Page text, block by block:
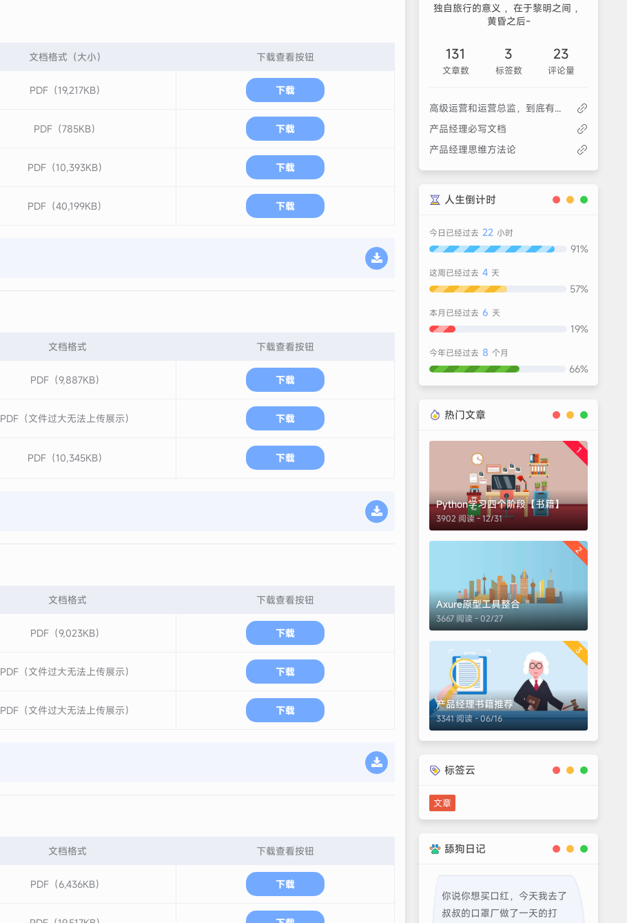
文档格式（大小） 下载查看按钮
PDF（19,217KB） 下载
PDF（785KB） 下载
PDF（10,393KB） 下载
PDF（40,199KB） 下载
文档格式 下载查看按钮
PDF（9,887KB） 下载
PDF（文件过大无法上传展示） 下载
PDF（10,345KB） 下载
文档格式 下载查看按钮
PDF（9,023KB） 下载
PDF（文件过大无法上传展示） 下载
PDF（文件过大无法上传展示） 下载
文档格式 下载查看按钮
PDF（6,436KB） 下载
独自旅行的意义 ，在于黎明之间 ，
黄昏之后~
131
文章数
3
标签数
23
评论量
高级运营和运营总监，到底有什么区别？
产品经理必写文档
产品经理思维方法论
人生倒计时
今日已经过去 22 小时
91%
这周已经过去 4 天
57%
本月已经过去 6 天
19%
今年已经过去 8 个月
66%
热门文章
1
Python学习四个阶段【书籍】
3902 阅读 - 12/31
2
Axure原型工具整合
3667 阅读 - 02/27
3
产品经理书籍推荐
3341 阅读 - 06/16
标签云
文章
舔狗日记
你说你想买口红，今天我去了
叔叔的口罩厂做了一天的打